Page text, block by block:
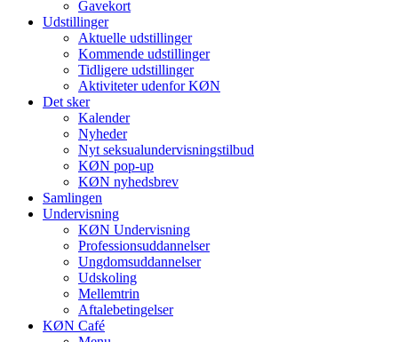
Gavekort
Udstillinger
Aktuelle udstillinger
Kommende udstillinger
Tidligere udstillinger
Aktiviteter udenfor KØN
Det sker
Kalender
Nyheder
Nyt seksualundervisningstilbud
KØN pop-up
KØN nyhedsbrev
Samlingen
Undervisning
KØN Undervisning
Professionsuddannelser
Ungdomsuddannelser
Udskoling
Mellemtrin
Aftalebetingelser
KØN Café